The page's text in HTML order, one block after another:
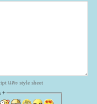
และ style sheet
+